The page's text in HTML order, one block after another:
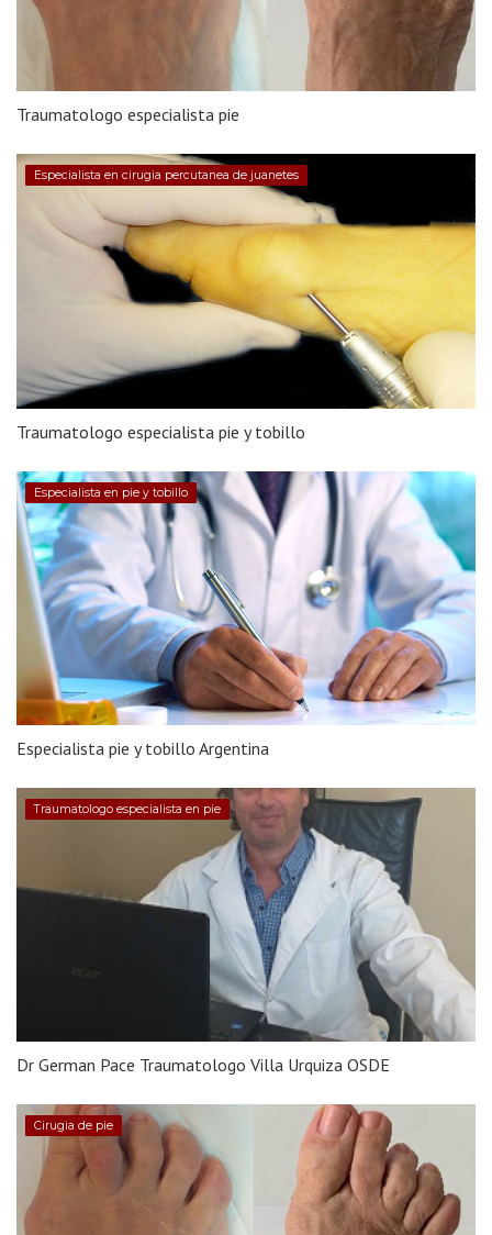
Traumatologo especialista pie
Especialista en cirugia percutanea de juanetes
Traumatologo especialista pie y tobillo
Especialista en pie y tobillo
Especialista pie y tobillo Argentina
Traumatologo especialista en pie
Dr German Pace Traumatologo Villa Urquiza OSDE
Cirugia de pie